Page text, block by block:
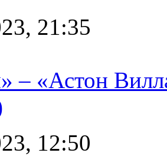
21:35
– «Астон
12:50